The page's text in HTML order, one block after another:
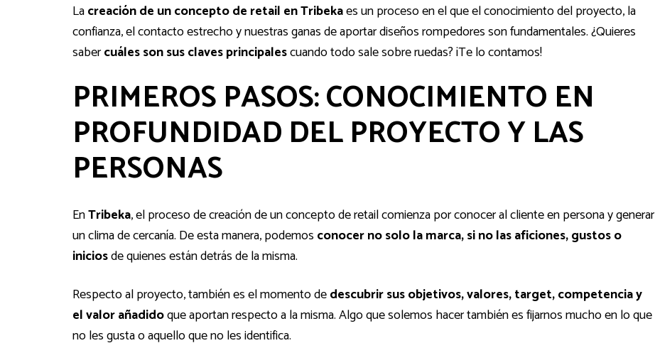
Lacreación de un concepto de retail en Tribekaes un proceso en el que el conocimiento del proyecto, la
confianza, el contacto estrecho y nuestras ganas de aportar diseños rompedores son fundamentales. ¿Quieres
sabercuáles son sus claves principalescuando todo sale sobre ruedas? ¡Te lo contamos!
PRIMEROS PASOS: CONOCIMIENTO EN
PROFUNDIDAD DEL PROYECTO Y LAS
PERSONAS
EnTribeka, el proceso de creación de un concepto de retail comienza por conocer al cliente en persona y generar
un clima de cercanía. De esta manera, podemos conocer no solo la marca, si no las aficiones, gustos o
iniciosde quienes están detrás de la misma.
Respecto al proyecto, también es el momento dedescubrir sus objetivos, valores, target, competencia y
el valor añadidoque aportan respecto a la misma. Algo que solemos hacer también es fijarnos mucho en lo que
no les gusta o aquello que no les identifica.